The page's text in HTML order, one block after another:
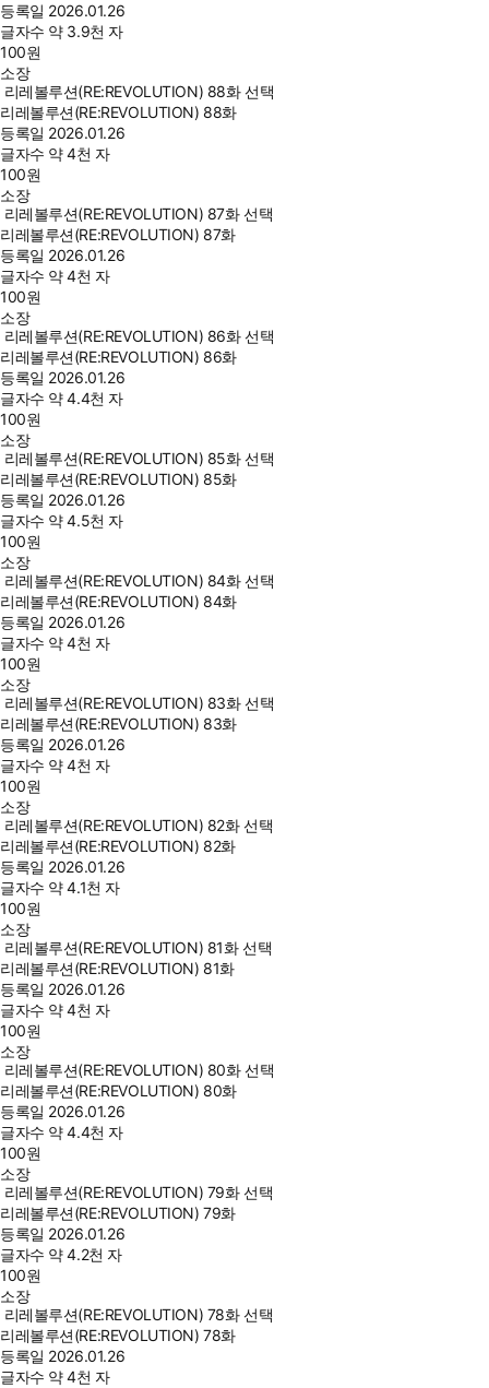
등록일 2026.01.26
글자수 약 3.9천 자
100원
소장
리레볼루션(RE:REVOLUTION) 88화 선택
리레볼루션(RE:REVOLUTION) 88화
등록일 2026.01.26
글자수 약 4천 자
100원
소장
리레볼루션(RE:REVOLUTION) 87화 선택
리레볼루션(RE:REVOLUTION) 87화
등록일 2026.01.26
글자수 약 4천 자
100원
소장
리레볼루션(RE:REVOLUTION) 86화 선택
리레볼루션(RE:REVOLUTION) 86화
등록일 2026.01.26
글자수 약 4.4천 자
100원
소장
리레볼루션(RE:REVOLUTION) 85화 선택
리레볼루션(RE:REVOLUTION) 85화
등록일 2026.01.26
글자수 약 4.5천 자
100원
소장
리레볼루션(RE:REVOLUTION) 84화 선택
리레볼루션(RE:REVOLUTION) 84화
등록일 2026.01.26
글자수 약 4천 자
100원
소장
리레볼루션(RE:REVOLUTION) 83화 선택
리레볼루션(RE:REVOLUTION) 83화
등록일 2026.01.26
글자수 약 4천 자
100원
소장
리레볼루션(RE:REVOLUTION) 82화 선택
리레볼루션(RE:REVOLUTION) 82화
등록일 2026.01.26
글자수 약 4.1천 자
100원
소장
리레볼루션(RE:REVOLUTION) 81화 선택
리레볼루션(RE:REVOLUTION) 81화
등록일 2026.01.26
글자수 약 4천 자
100원
소장
리레볼루션(RE:REVOLUTION) 80화 선택
리레볼루션(RE:REVOLUTION) 80화
등록일 2026.01.26
글자수 약 4.4천 자
100원
소장
리레볼루션(RE:REVOLUTION) 79화 선택
리레볼루션(RE:REVOLUTION) 79화
등록일 2026.01.26
글자수 약 4.2천 자
100원
소장
리레볼루션(RE:REVOLUTION) 78화 선택
리레볼루션(RE:REVOLUTION) 78화
등록일 2026.01.26
글자수 약 4천 자